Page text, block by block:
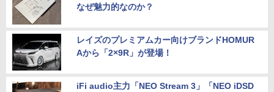
なぜ魅力的なのか？
レイズのプレミアムカー向けブランドHOMUR
Aから「2×9R」が登場！
iFi audio主力「NEO Stream 3」「NEO iDSD